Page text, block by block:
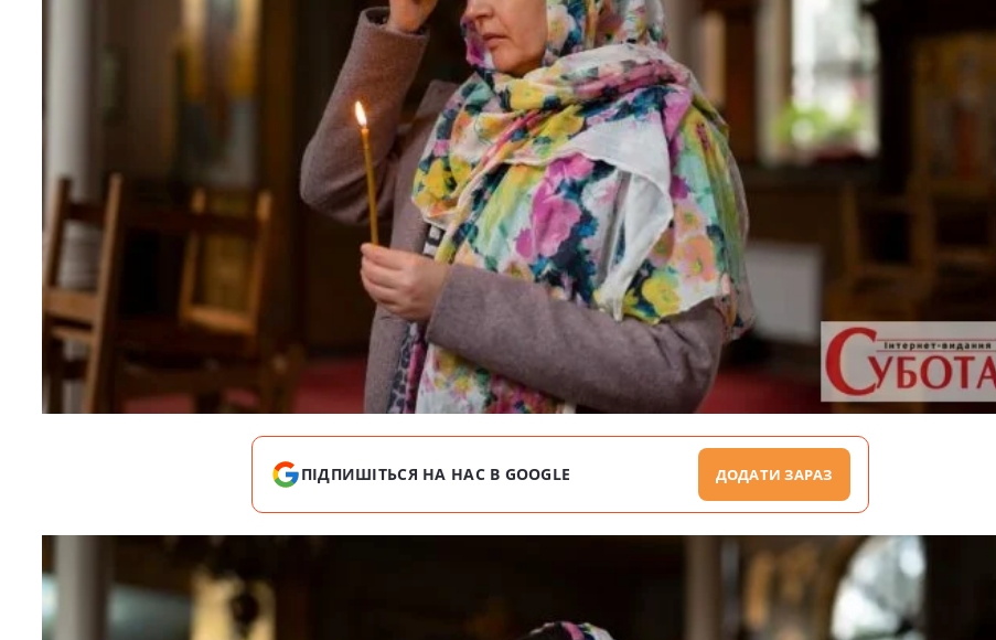
ПІДПИШІТЬСЯ НА НАС В GOOGLE ДОДАТИ ЗАРАЗ